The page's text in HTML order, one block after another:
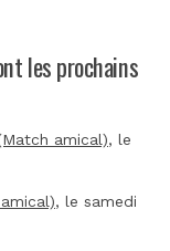
les prochains
amical), le
, le samedi